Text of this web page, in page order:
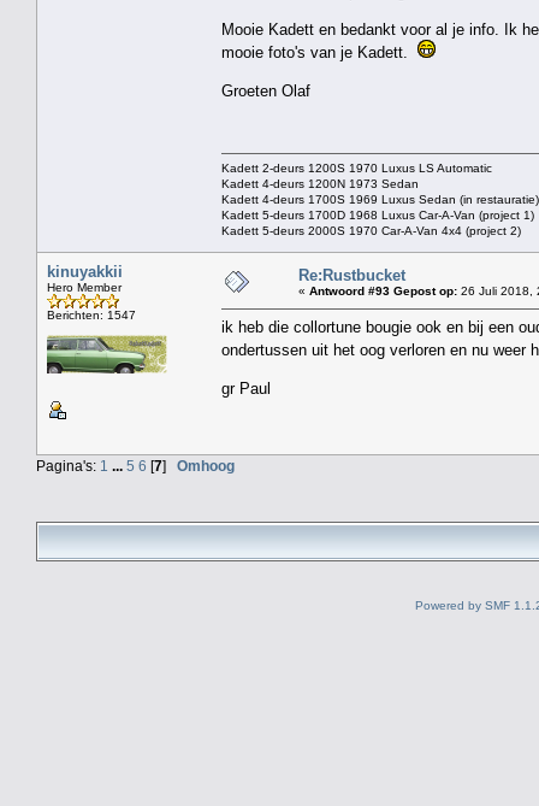
Mooie Kadett en bedankt voor al je info. Ik
mooie foto's van je Kadett.
Groeten Olaf
Kadett 2-deurs 1200S 1970 Luxus LS Automatic
Kadett 4-deurs 1200N 1973 Sedan
Kadett 4-deurs 1700S 1969 Luxus Sedan (in restauratie)
Kadett 5-deurs 1700D 1968 Luxus Car-A-Van (project 1)
Kadett 5-deurs 2000S 1970 Car-A-Van 4x4 (project 2)
kinuyakkii
Hero Member
Berichten: 1547
Re:Rustbucket
« Antwoord #93 Gepost op: 26 Juli 2018,
ik heb die collortune bougie ook en bij een
ondertussen uit het oog verloren en nu
gr Paul
Pagina's: 1 ... 5 6 [7] Omhoog
Powered by SMF